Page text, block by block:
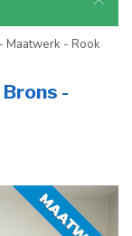
Maatwerk - Rook
-